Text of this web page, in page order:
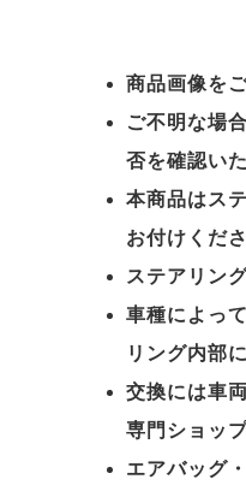
商品画像を
ご不明な場
否を確認い
本商品はス
お付けくださ
ステアリン
車種によっ
リング内部
交換には車
専門ショッ
エアバッグ